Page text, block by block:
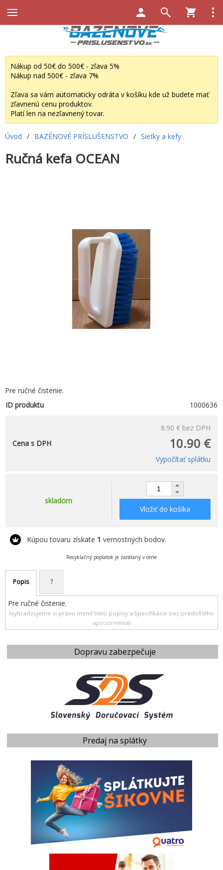
Dopravu zabezpečuje
Predaj na splátky
Nákup od 50€ do 500€ - zľava 5%
Nákup nad 500€ - zľava 7%
Zľava sa vám automaticky odráta v košíku kde už budete mať
zľavnenú cenu produktov.
Platí len na nezľavnený tovar.
Úvod / BAZÉNOVÉ PRÍSLUŠENSTVO / Sieťky a kefy
Ručná kefa OCEAN
Pre ručné čistenie.
ID produktu
1000636
8.90 € bez DPH
10.90 €
Cena s DPH
Vypočítať splátku
skladom
Vložiť do košíka
Kúpou tovaru získate 1 vernostných bodov.
Recyklačný poplatok je zarátaný v cene
Popis ?
Pre ručné čistenie.
(vyhradzujeme si právo meniť tieto popisy a špecifikácie bez predošlého
upozornenia)